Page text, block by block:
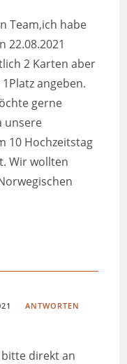
Team,ich habe
22.08.2021
2 Karten aber
angeben.
gerne
unsere
10 Hochzeitstag
Wir wollten
ANTWORTEN
direkt an